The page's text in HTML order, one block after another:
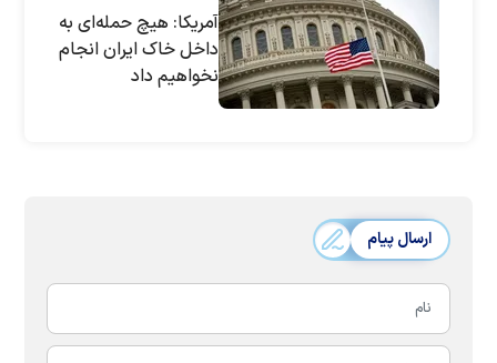
آمریکا: هیچ حمله‌ای به
داخل خاک ایران انجام
نخواهیم داد
ارسال پیام